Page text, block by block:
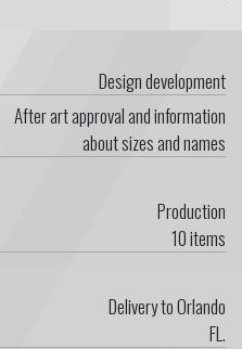
Design development
After art approval and information
about sizes and names
Production
10items
Delivery to Orlando
FL.